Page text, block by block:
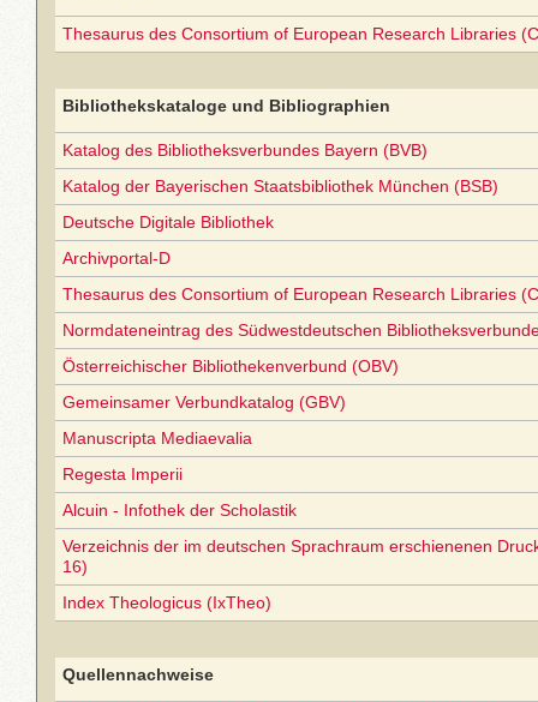
Thesaurus des Consortium of European Research Libraries
Bibliothekskataloge und Bibliographien
Katalog des Bibliotheksverbundes Bayern (BVB)
Katalog der Bayerischen Staatsbibliothek München (BSB)
Deutsche Digitale Bibliothek
Archivportal-D
Thesaurus des Consortium of European Research Libraries
Normdateneintrag des Südwestdeutschen
Österreichischer Bibliothekenverbund (OBV)
Gemeinsamer Verbundkatalog (GBV)
Manuscripta Mediaevalia
Regesta Imperii
Alcuin - Infothek der Scholastik
Verzeichnis der im deutschen Sprachraum erschienenen
16)
Index Theologicus (IxTheo)
Quellennachweise